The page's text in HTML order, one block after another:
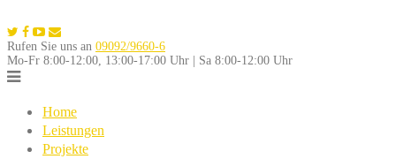
to
content
Rufen Sie uns an 09092/9660-6
Mo-Fr 8:00-12:00, 13:00-17:00 Uhr | Sa 8:00-12:00 Uhr
Home
Leistungen
Projekte